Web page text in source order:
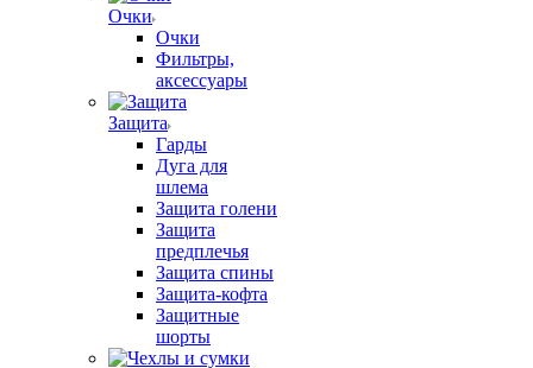
Очки
Очки
Фильтры,
аксессуары
Защита
Гарды
Дуга для
шлема
Защита голени
Защита
предплечья
Защита спины
Защита-кофта
Защитные
шорты